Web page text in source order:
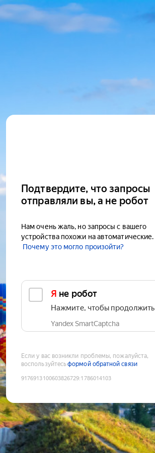
Подтвердите, что запросы
отправляли вы, а не робот
Нам очень жаль, но запросы с вашего
устройства похожи на автоматические.
Почему это могло произойти?
Я не робот
Нажмите, чтобы продолжить
Yandex SmartCaptcha
Если у вас возникли проблемы, пожалуйста,
воспользуйтесьформой обратной связи
9176913100603826729:1786014103